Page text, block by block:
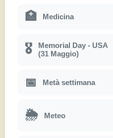
🏥 Medicina
🎖
Memorial Day - USA
(31 Maggio)
📅 Metà settimana
🌦 Meteo